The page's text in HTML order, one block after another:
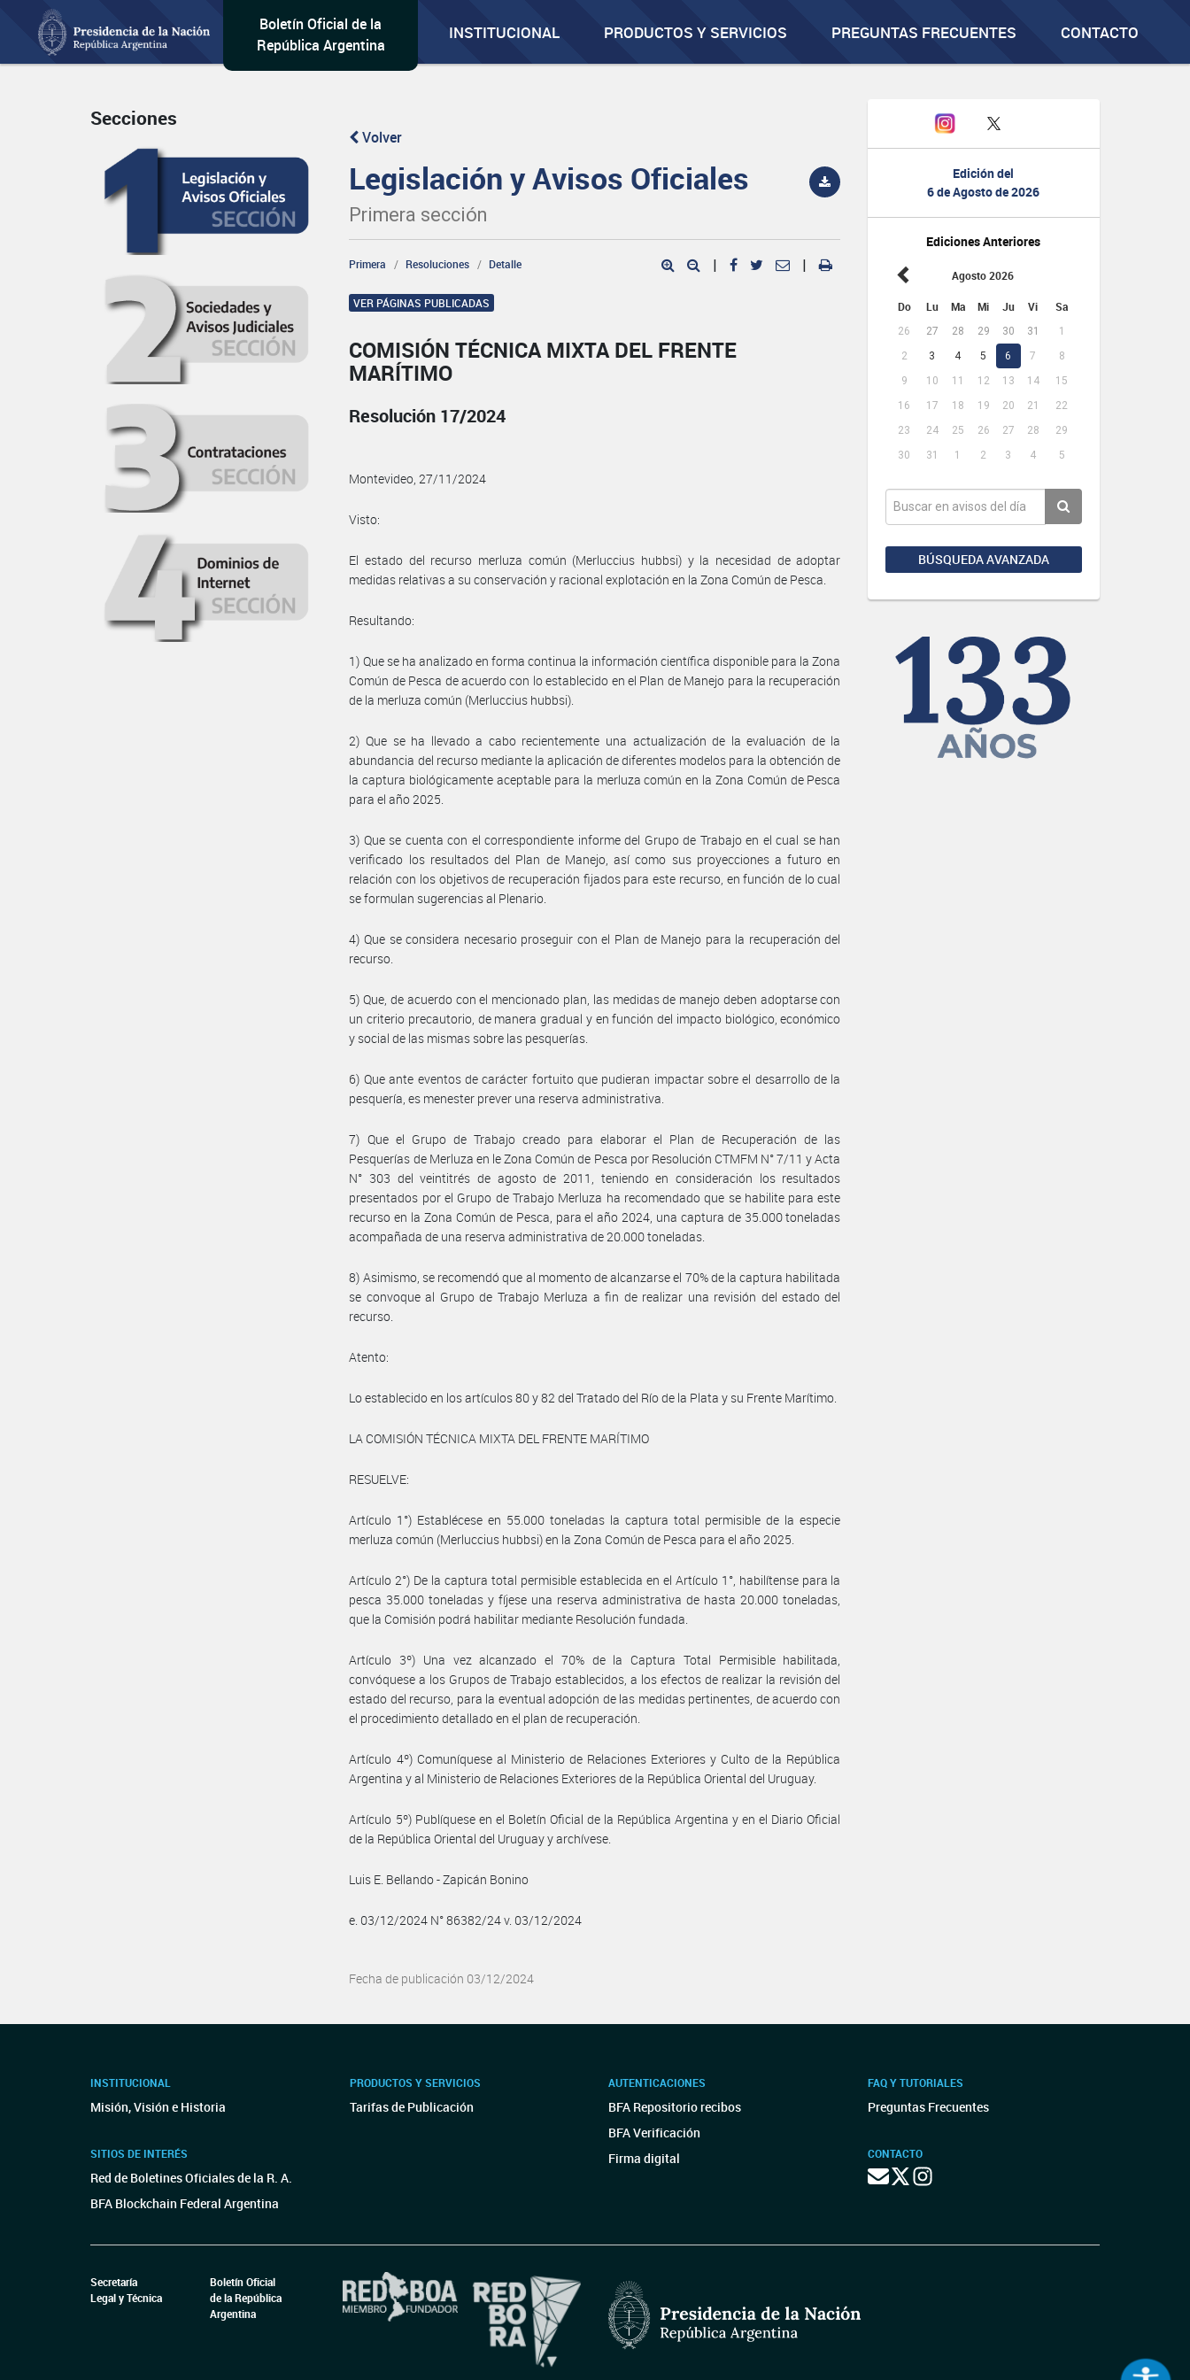
Boletín Oficial de la
República Argentina
INSTITUCIONAL PRODUCTOS Y SERVICIOS PREGUNTAS FRECUENTES CONTACTO
Edición del
6 de Agosto de 2026
Ediciones Anteriores
Agosto 2026
Do Lu Ma Mi Ju Vi Sa
26 27 28 29 30 31
1
2
3 4 5 6 7
8
9
10 11 12 13 14
15
16
17 18 19 20 21
22
23
24 25 26 27 28
29
30
31 1 2 3 4 5
BÚSQUEDA AVANZADA
Secciones
Volver
Legislación y Avisos Oficiales
Primera sección
Primera Resoluciones Detalle | |
VER PÁGINAS PUBLICADAS
COMISIÓN TÉCNICA MIXTA DEL FRENTE
MARÍTIMO
Resolución 17/2024
Montevideo, 27/11/2024
Visto:
El estado del recurso merluza común (Merluccius hubbsi) y la necesidad de adoptar
medidas relativas a su conservación y racional explotación en la Zona Común de Pesca.
Resultando:
1) Que se ha analizado en forma continua la información científica disponible para la Zona
Común de Pesca de acuerdo con lo establecido en el Plan de Manejo para la recuperación
de la merluza común (Merluccius hubbsi).
2) Que se ha llevado a cabo recientemente una actualización de la evaluación de la
abundancia del recurso mediante la aplicación de diferentes modelos para la obtención de
la captura biológicamente aceptable para la merluza común en la Zona Común de Pesca
para el año 2025.
3) Que se cuenta con el correspondiente informe del Grupo de Trabajo en el cual se han
verificado los resultados del Plan de Manejo, así como sus proyecciones a futuro en
relación con los objetivos de recuperación fijados para este recurso, en función de lo cual
se formulan sugerencias al Plenario.
4) Que se considera necesario proseguir con el Plan de Manejo para la recuperación del
recurso.
5) Que, de acuerdo con el mencionado plan, las medidas de manejo deben adoptarse con
un criterio precautorio, de manera gradual y en función del impacto biológico, económico
y social de las mismas sobre las pesquerías.
6) Que ante eventos de carácter fortuito que pudieran impactar sobre el desarrollo de la
pesquería, es menester prever una reserva administrativa.
7) Que el Grupo de Trabajo creado para elaborar el Plan de Recuperación de las
Pesquerías de Merluza en le Zona Común de Pesca por Resolución CTMFM N° 7/11 y Acta
N° 303 del veintitrés de agosto de 2011, teniendo en consideración los resultados
presentados por el Grupo de Trabajo Merluza ha recomendado que se habilite para este
recurso en la Zona Común de Pesca, para el año 2024, una captura de 35.000 toneladas
acompañada de una reserva administrativa de 20.000 toneladas.
8) Asimismo, se recomendó que al momento de alcanzarse el 70% de la captura habilitada
se convoque al Grupo de Trabajo Merluza a fin de realizar una revisión del estado del
recurso.
Atento:
Lo establecido en los artículos 80 y 82 del Tratado del Río de la Plata y su Frente Marítimo.
LA COMISIÓN TÉCNICA MIXTA DEL FRENTE MARÍTIMO
RESUELVE:
Artículo 1°) Establécese en 55.000 toneladas la captura total permisible de la especie
merluza común (Merluccius hubbsi) en la Zona Común de Pesca para el año 2025.
Artículo 2°) De la captura total permisible establecida en el Artículo 1°, habilítense para la
pesca 35.000 toneladas y fíjese una reserva administrativa de hasta 20.000 toneladas,
que la Comisión podrá habilitar mediante Resolución fundada.
Artículo 3º) Una vez alcanzado el 70% de la Captura Total Permisible habilitada,
convóquese a los Grupos de Trabajo establecidos, a los efectos de realizar la revisión del
estado del recurso, para la eventual adopción de las medidas pertinentes, de acuerdo con
el procedimiento detallado en el plan de recuperación.
Artículo 4º) Comuníquese al Ministerio de Relaciones Exteriores y Culto de la República
Argentina y al Ministerio de Relaciones Exteriores de la República Oriental del Uruguay.
Artículo 5º) Publíquese en el Boletín Oficial de la República Argentina y en el Diario Oficial
de la República Oriental del Uruguay y archívese.
Luis E. Bellando - Zapicán Bonino
e. 03/12/2024 N° 86382/24 v. 03/12/2024
Fecha de publicación 03/12/2024
INSTITUCIONAL
Misión, Visión e Historia
SITIOS DE INTERÉS
Red de Boletines Oficiales de la R. A.
BFA Blockchain Federal Argentina
PRODUCTOS Y SERVICIOS
Tarifas de Publicación
AUTENTICACIONES
BFA Repositorio recibos
BFA Verificación
Firma digital
FAQ Y TUTORIALES
Preguntas Frecuentes
CONTACTO
Secretaría
Legal y Técnica
Boletín Oficial
de la República
Argentina